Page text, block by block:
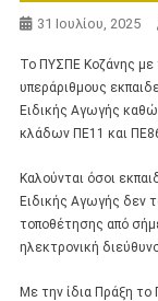
31 Ιουλίου, 2025
Το ΠΥΣΠΕ Κοζάνης με
υπεράριθμους
Ειδικής Αγωγής
κλάδων ΠΕ11 και
Καλούνται όσοι
Ειδικής Αγωγής δεν
τοποθέτησης από
ηλεκτρονική
Με την ίδια Πράξη